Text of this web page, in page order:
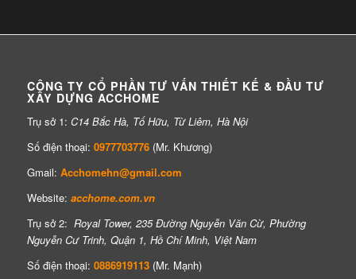
CÔNG TY CỔ PHẦN TƯ VẤN THIẾT KẾ & ĐẦU TƯ
XÂY DỰNG ACCHOME
Trụ sở 1: C14 Bắc Hà, Tố Hữu, Từ Liêm, Hà Nội
Số điện thoại: 0977703776(Mr. Khương)
Gmail: Acchomehn@gmail.com
Website: acchome.com.vn
Trụ sở 2: Royal Tower, 235 Đường Nguyễn Văn Cừ, Phường
Nguyễn Cư Trinh, Quận 1, Hồ Chí Minh, Việt Nam
Số điện thoại: 0886919113(Mr. Mạnh)